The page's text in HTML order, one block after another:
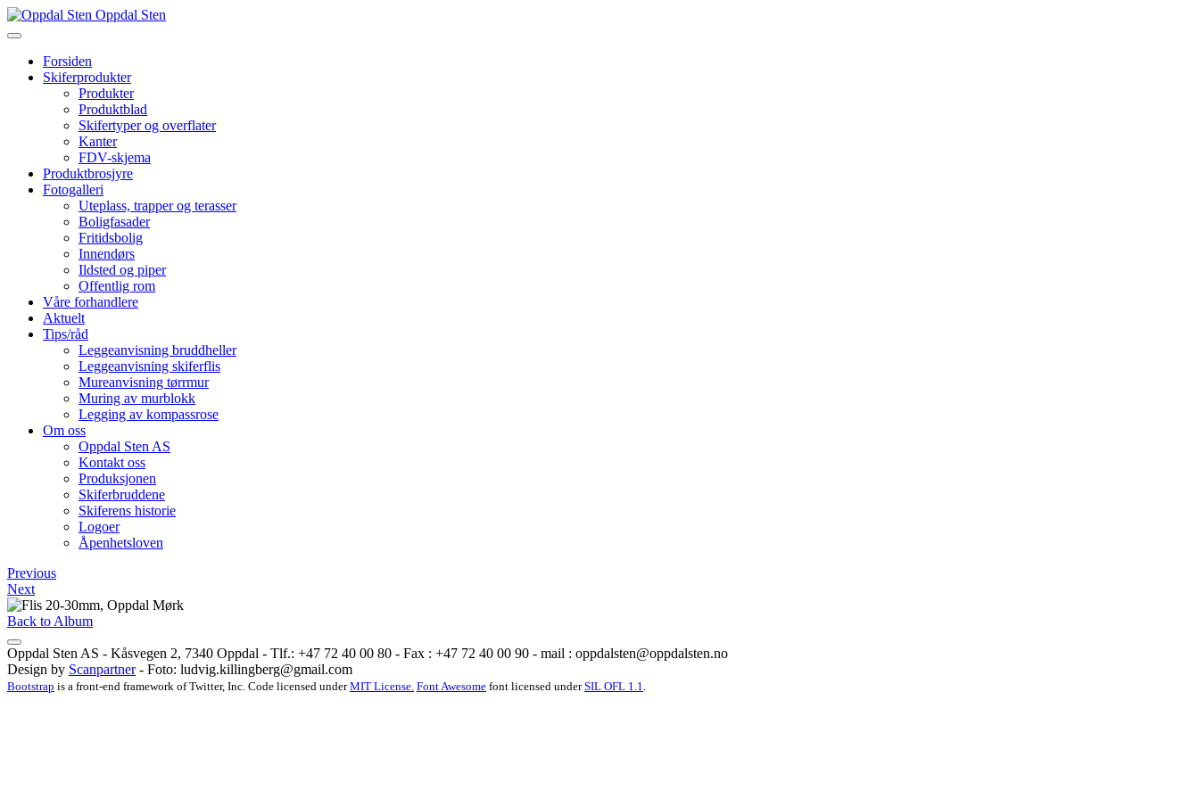
Oppdal Sten
Forsiden
Skiferprodukter
Produkter
Produktblad
Skifertyper og overflater
Kanter
FDV-skjema
Produktbrosjyre
Fotogalleri
Uteplass, trapper og terasser
Boligfasader
Fritidsbolig
Innendørs
Ildsted og piper
Offentlig rom
Våre forhandlere
Aktuelt
Tips/råd
Leggeanvisning bruddheller
Leggeanvisning skiferflis
Mureanvisning tørrmur
Muring av murblokk
Legging av kompassrose
Om oss
Oppdal Sten AS
Kontakt oss
Produksjonen
Skiferbruddene
Skiferens historie
Logoer
Åpenhetsloven
Previous
Next
Back to Album
Oppdal Sten AS - Kåsvegen 2, 7340 Oppdal - Tlf.: +47 72 40 00 80 - Fax : +47 72 40 00 90 - mail : oppdalsten@oppdalsten.no
Design by Scanpartner- Foto: ludvig.killingberg@gmail.com
Bootstrap is a front-end framework of Twitter, Inc. Code licensed underMIT License. Font Awesome font licensed underSIL OFL 1.1.